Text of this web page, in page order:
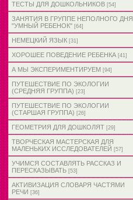
ТЕСТЫ ДЛЯ ДОШКОЛЬНИКОВ [54]
ЗАНЯТИЯ В ГРУППЕ НЕПОЛНОГО ДНЯ
"УМНЫЙ РЕБЕНОК" [64]
НЕМЕЦКИЙ ЯЗЫК [31]
ХОРОШЕЕ ПОВЕДЕНИЕ РЕБЕНКА [41]
А МЫ ЭКСПЕРИМЕНТИРУЕМ [94]
ПУТЕШЕСТВИЕ ПО ЭКОЛОГИИ
(СРЕДНЯЯ ГРУППА) [23]
ПУТЕШЕСТВИЕ ПО ЭКОЛОГИИ
(СТАРШАЯ ГРУППА) [26]
ГЕОМЕТРИЯ ДЛЯ ДОШКОЛЯТ [29]
ТВОРЧЕСКАЯ МАСТЕРСКАЯ ДЛЯ
МАЛЕНЬКИХ ИССЛЕДОВАТЕЛЕЙ [57]
УЧИМСЯ СОСТАВЛЯТЬ РАССКАЗ И
ПЕРЕСКАЗЫВАТЬ [53]
АКТИВИЗАЦИЯ СЛОВАРЯ ЧАСТЯМИ
РЕЧИ [36]